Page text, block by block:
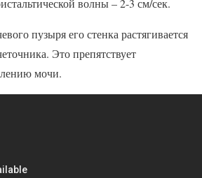
волны – 2-3 см/сек.
пузыря его стенка растягивается
Это препятствует
мочи.